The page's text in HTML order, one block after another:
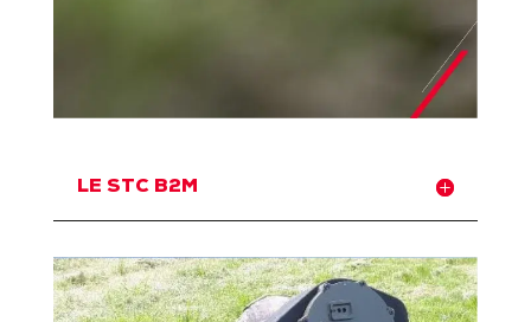
LE STC B2M